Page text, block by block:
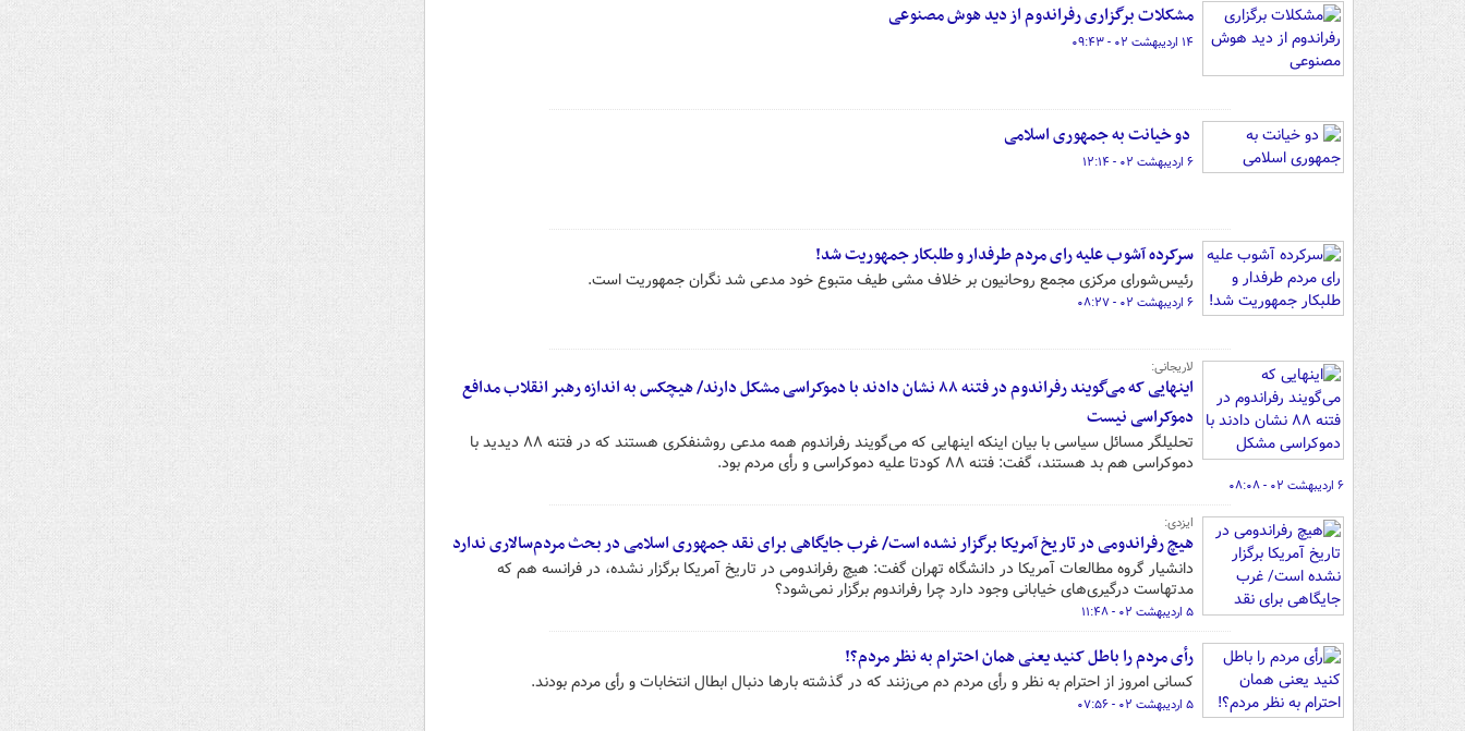
مشکلات برگزاری رفراندوم از دید هوش مصنوعی
۱۴ اردیبهشت ۰۲ - ۰۹:۴۳
دو خیانت به جمهوری اسلامی
۶ اردیبهشت ۰۲ - ۱۲:۱۴
سرکرده آشوب علیه رای مردم طرفدار و طلبکار جمهوریت شد!
رئیس‌شورای مرکزی مجمع روحانیون بر خلاف مشی طیف متبوع خود مدعی شد نگران جمهوریت است.
۶ اردیبهشت ۰۲ - ۰۸:۲۷
لاریجانی:
اینهایی که می‌گویند رفراندوم در فتنه ۸۸ نشان دادند با دموکراسی مشکل دارند/ هیچکس به اندازه رهبر انقلاب مدافع
دموکراسی نیست
تحلیلگر مسائل سیاسی با بیان اینکه اینهایی که می‌گویند رفراندوم همه مدعی روشنفکری هستند که در فتنه ۸۸ دیدید با
دموکراسی هم بد هستند، گفت: فتنه ۸۸ کودتا علیه دموکراسی و رأی مردم بود.
۶ اردیبهشت ۰۲ - ۰۸:۰۸
ایزدی:‌
هیچ رفراندومی در تاریخ آمریکا برگزار نشده است/ غرب جایگاهی برای نقد جمهوری اسلامی در بحث مردم‌سالاری ندارد
دانشیار گروه مطالعات آمریکا در دانشگاه تهران گفت: هیچ رفراندومی در تاریخ آمریکا برگزار نشده، در فرانسه هم که
مدتهاست درگیری‌های خیابانی وجود دارد چرا رفراندوم برگزار نمی‌شود؟
۵ اردیبهشت ۰۲ - ۱۱:۴۸
رأی مردم را باطل کنید یعنی همان احترام به نظر مردم؟!
کسانی امروز از احترام به نظر و رأی مردم دم می‌زنند که در گذشته بارها دنبال ابطال انتخابات و رأی مردم بودند.
۵ اردیبهشت ۰۲ - ۰۷:۵۶